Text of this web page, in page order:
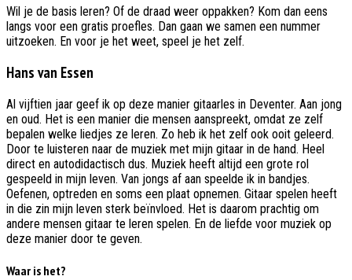
Wil je de basis leren? Of de draad weer oppakken? Kom dan eens
langs voor een gratis proefles. Dan gaan we samen een nummer
uitzoeken. En voor je het weet, speel je het zelf.
Hans van Essen
Al vijftien jaar geef ik op deze manier gitaarles in Deventer. Aan jong
en oud. Het is een manier die mensen aanspreekt, omdat ze zelf
bepalen welke liedjes ze leren. Zo heb ik het zelf ook ooit geleerd.
Door te luisteren naar de muziek met mijn gitaar in de hand. Heel
direct en autodidactisch dus. Muziek heeft altijd een grote rol
gespeeld in mijn leven. Van jongs af aan speelde ik in bandjes.
Oefenen, optreden en soms een plaat opnemen. Gitaar spelen heeft
in die zin mijn leven sterk beïnvloed. Het is daarom prachtig om
andere mensen gitaar te leren spelen. En de liefde voor muziek op
deze manier door te geven.
Waar is het?